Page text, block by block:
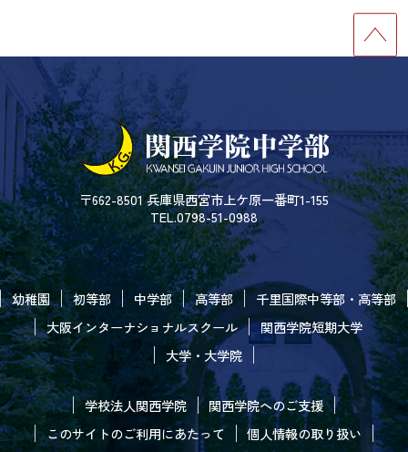
〒662-8501 兵庫県西宮市上ケ原一番町1-155
TEL.0798-51-0988
幼稚園 初等部 中学部 高等部
千里国際中等部・高等部
大阪インターナショナルスクール
関西学院短期大学
大学・大学院
学校法人関西学院
関西学院へのご支援
このサイトのご利用にあたって
個人情報の取り扱い